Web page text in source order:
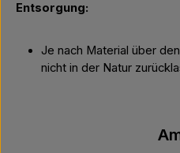
Entsorgung:
Je nach Material über
nicht in der Natur